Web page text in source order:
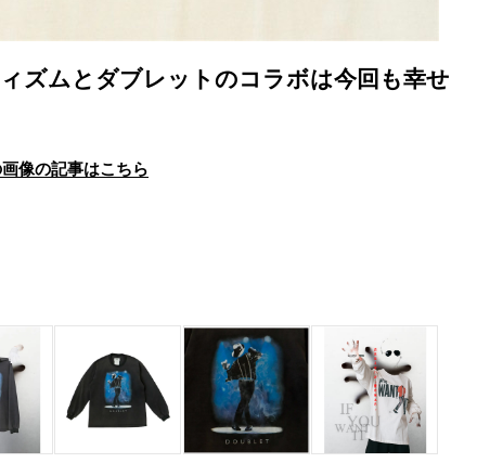
ズムとダブレットのコラボは今回も幸せ
像の記事はこちら